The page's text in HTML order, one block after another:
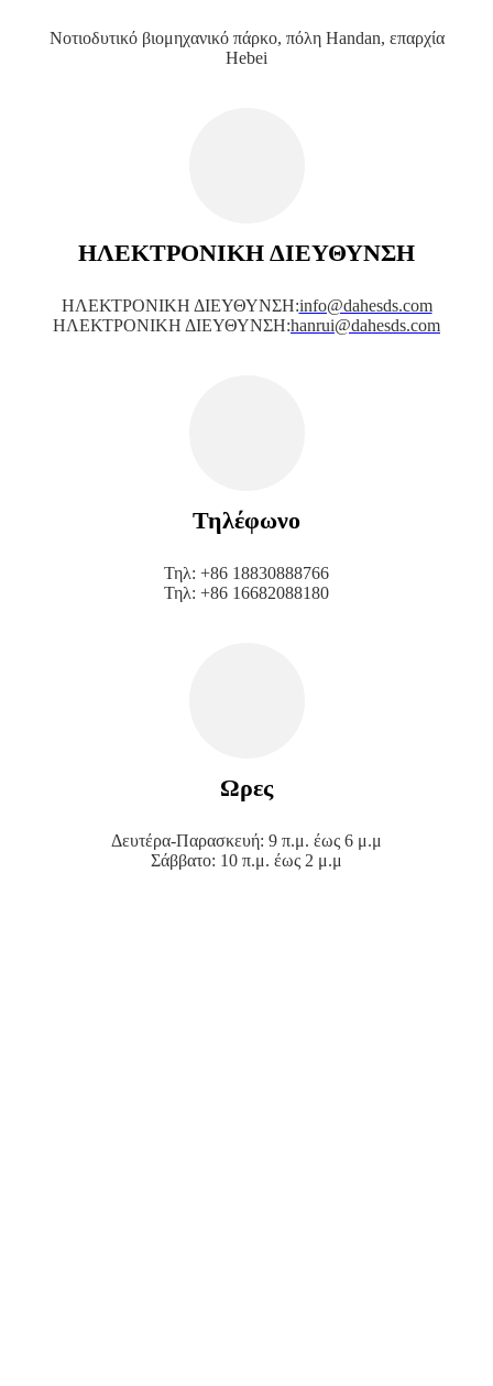
Νοτιοδυτικό βιομηχανικό πάρκο, πόλη Handan, επαρχία
Hebei
ΗΛΕΚΤΡΟΝΙΚΗ ΔΙΕΥΘΥΝΣΗ
ΗΛΕΚΤΡΟΝΙΚΗ ΔΙΕΥΘΥΝΣΗ:info@dahesds.com
ΗΛΕΚΤΡΟΝΙΚΗ ΔΙΕΥΘΥΝΣΗ:hanrui@dahesds.com
Τηλέφωνο
Τηλ: +86 18830888766
Τηλ: +86 16682088180
Ωρες
Δευτέρα-Παρασκευή: 9 π.μ. έως 6 μ.μ
Σάββατο: 10 π.μ. έως 2 μ.μ